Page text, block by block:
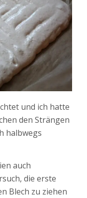
und ich hatte
den Strängen
halbwegs
auch
die erste
Blech zu ziehen